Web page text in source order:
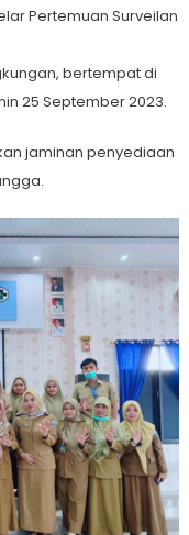
Pertemuan Surveilan
bertempat di
25 September 2023.
jaminan penyediaan